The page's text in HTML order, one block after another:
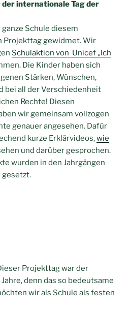
internationale Tag der
Schule diesem
Projekttag gewidmet. Wir
Schulaktion von Unicef „Ich
Die Kinder haben sich
Stärken, Wünschen,
bei all der Verschiedenheit
Rechte! Diesen
wir gemeinsam vollzogen
genauer angesehen. Dafür
kurze Erklärvideos,wie
und darüber gesprochen.
wurden in den Jahrgängen
gesetzt.
Projekttag war der
denn das so bedeutsame
wir als Schule als festen